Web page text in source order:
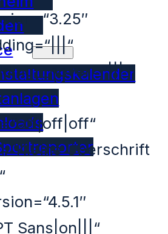
Überschrift
Sans|on|||“